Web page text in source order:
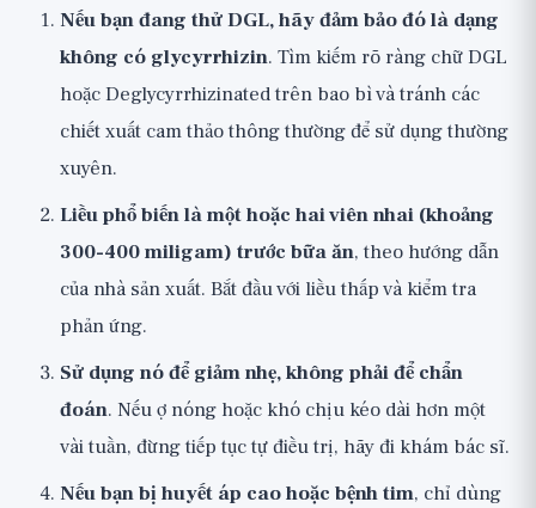
Nếu bạn đang thử DGL, hãy đảm bảo đó là dạng
không có glycyrrhizin. Tìm kiếm rõ ràng chữ DGL
hoặc Deglycyrrhizinated trên bao bì và tránh các
chiết xuất cam thảo thông thường để sử dụng thường
xuyên.
Liều phổ biến là một hoặc hai viên nhai (khoảng
300-400 miligam) trước bữa ăn, theo hướng dẫn
của nhà sản xuất. Bắt đầu với liều thấp và kiểm tra
phản ứng.
Sử dụng nó để giảm nhẹ, không phải để chẩn
đoán. Nếu ợ nóng hoặc khó chịu kéo dài hơn một
vài tuần, đừng tiếp tục tự điều trị, hãy đi khám bác sĩ.
Nếu bạn bị huyết áp cao hoặc bệnh tim, chỉ dùng